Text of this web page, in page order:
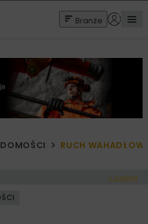
Branże
RUCH
< Cofnij